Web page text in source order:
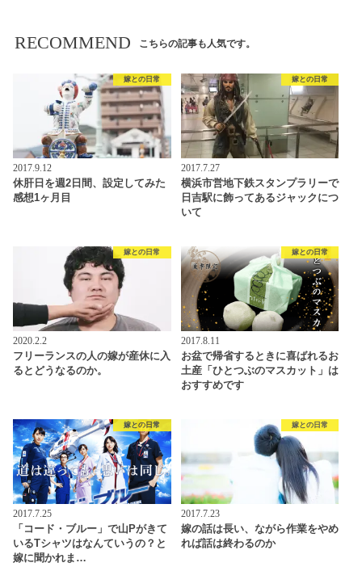
RECOMMEND こちらの記事も人気です。
嫁との日常
2017.9.12
休肝日を週2日間、設定してみた
感想1ヶ月目
嫁との日常
2017.7.27
横浜市営地下鉄スタンプラリーで
日吉駅に飾ってあるジャックにつ
いて
嫁との日常
2020.2.2
フリーランスの人の嫁が産休に入
るとどうなるのか。
嫁との日常
2017.8.11
お盆で帰省するときに喜ばれるお
土産「ひとつぶのマスカット」は
おすすめです
嫁との日常
2017.7.25
「コード・ブルー」で山Pがきて
いるTシャツはなんていうの？と
嫁に聞かれま…
嫁との日常
2017.7.23
嫁の話は長い、ながら作業をやめ
れば話は終わるのか